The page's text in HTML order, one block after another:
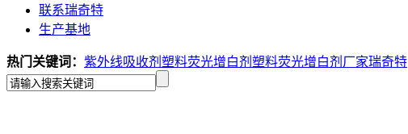
联系瑞奇特
生产基地
热门关键词： 紫外线吸收剂 塑料荧光增白剂 塑料荧光增白剂厂家瑞奇特